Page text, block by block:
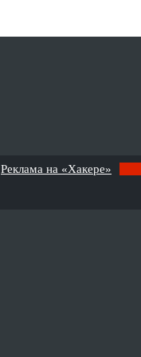
Реклама на «Хакере»